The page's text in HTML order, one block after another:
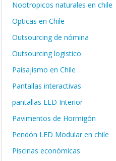
Nootropicos naturales en chile
Opticas en Chile
Outsourcing de nómina
Outsourcing logistico
Paisajismo en Chile
Pantallas interactivas
pantallas LED Interior
Pavimentos de Hormigón
Pendón LED Modular en chile
Piscinas económicas